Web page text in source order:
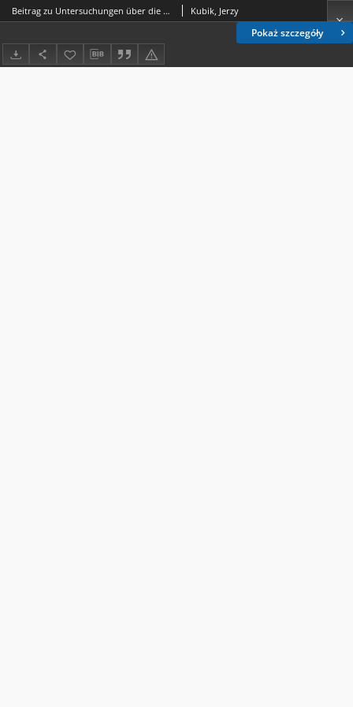
Pokaż szczegóły
Beitrag zu Untersuchungen über die Veränderlichkeit bei der Schermaus — Arvicola terrestris (Linnaeus, 1758) Kubik, Jerzy